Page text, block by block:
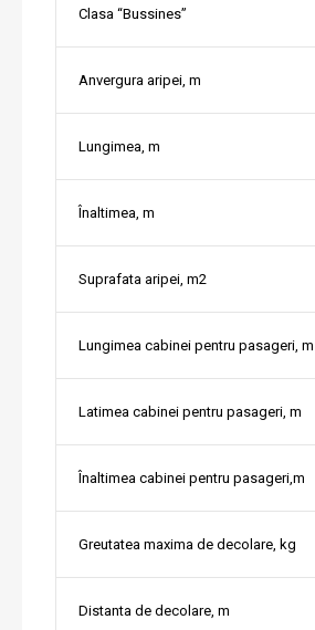
Clasa “Bussines”
Anvergura aripei, m
Lungimea, m
Înaltimea, m
Suprafata aripei, m2
Lungimea cabinei pentru pasageri, m
Latimea cabinei pentru pasageri, m
Înaltimea cabinei pentru pasageri,m
Greutatea maxima de decolare, kg
Distanta de decolare, m